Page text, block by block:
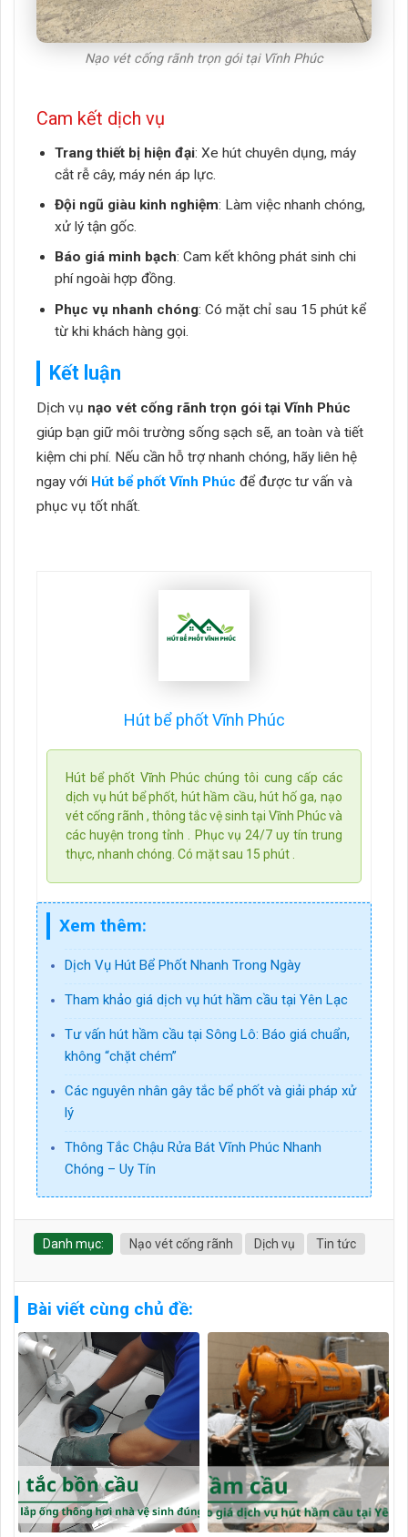
Nạo vét cống rãnh trọn gói tại Vĩnh Phúc
Cam kết dịch vụ
Trang thiết bị hiện đại: Xe hút chuyên dụng, máy
cắt rễ cây, máy nén áp lực.
Đội ngũ giàu kinh nghiệm: Làm việc nhanh chóng,
xử lý tận gốc.
Báo giá minh bạch: Cam kết không phát sinh chi
phí ngoài hợp đồng.
Phục vụ nhanh chóng: Có mặt chỉ sau 15 phút kể
từ khi khách hàng gọi.
Kết luận
Dịch vụ nạo vét cống rãnh trọn gói tại Vĩnh Phúc
giúp bạn giữ môi trường sống sạch sẽ, an toàn và tiết
kiệm chi phí. Nếu cần hỗ trợ nhanh chóng, hãy liên hệ
ngay với Hút bể phốt Vĩnh Phúc để được tư vấn và
phục vụ tốt nhất.
Hút bể phốt Vĩnh Phúc
Hút bể phốt Vĩnh Phúc chúng tôi cung cấp các
dịch vụ hút bể phốt, hút hầm cầu, hút hố ga, nạo
vét cống rãnh , thông tắc vệ sinh tại Vĩnh Phúc và
các huyện trong tỉnh . Phục vụ 24/7 uy tín trung
thực, nhanh chóng. Có mặt sau 15 phút .
Xem thêm:
Dịch Vụ Hút Bể Phốt Nhanh Trong Ngày
Tham khảo giá dịch vụ hút hầm cầu tại Yên Lạc
Tư vấn hút hầm cầu tại Sông Lô: Báo giá chuẩn,
không “chặt chém”
Các nguyên nhân gây tắc bể phốt và giải pháp xử
lý
Thông Tắc Chậu Rửa Bát Vĩnh Phúc Nhanh
Chóng – Uy Tín
Danh mục: Nạo vét cống rãnh Dịch vụ Tin tức
Bài viết cùng chủ đề: